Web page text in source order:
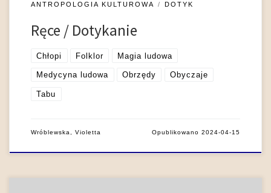
ANTROPOLOGIA KULTUROWA DOTYK
Ręce / Dotykanie
Chłopi Folklor Magia ludowa
Medycyna ludowa Obrzędy Obyczaje
Tabu
Wróblewska, Violetta Opublikowano2024-04-15